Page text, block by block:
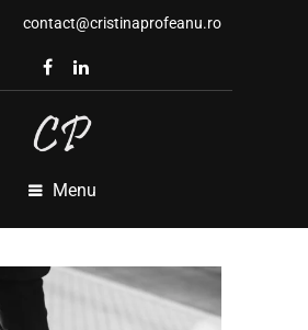
contact@cristinaprofeanu.ro
Menu